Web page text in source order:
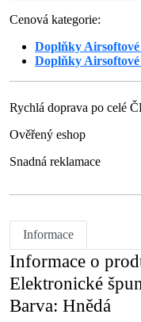
Cenová kategorie:
Doplňky
Doplňky
Rychlá doprava po celé
Ověřený eshop
Snadná reklamace
Informace
Informace o
Elektronické
Barva: Hnědá